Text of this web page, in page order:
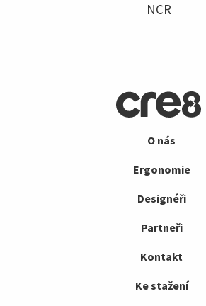
NCR
O nás
Ergonomie
Designéři
Partneři
Kontakt
Ke stažení